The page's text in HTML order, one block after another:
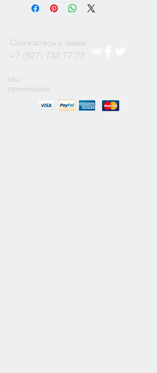
Свяжитесь с нами
+7 (927) 732 77 73
Мы
принимаем